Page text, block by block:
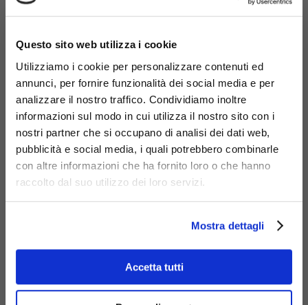
Questo sito web utilizza i cookie
Utilizziamo i cookie per personalizzare contenuti ed
annunci, per fornire funzionalità dei social media e per
analizzare il nostro traffico. Condividiamo inoltre
informazioni sul modo in cui utilizza il nostro sito con i
nostri partner che si occupano di analisi dei dati web,
pubblicità e social media, i quali potrebbero combinarle
con altre informazioni che ha fornito loro o che hanno
raccolto dal suo utilizzo dei loro servizi.
Mostra dettagli
Accetta tutti
Materiali